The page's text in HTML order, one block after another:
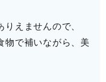
えませんので、
物で補いながら、美